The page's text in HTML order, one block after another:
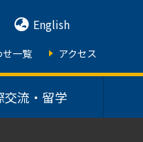
交流・留学
English
せ一覧 アクセス